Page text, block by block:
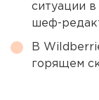
ситуации
шеф-
В
горящем